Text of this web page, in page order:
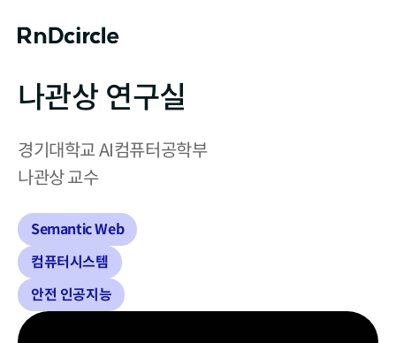
나관상 연구실
경기대학교 AI컴퓨터공학부
나관상 교수
Semantic Web
컴퓨터시스템
안전 인공지능